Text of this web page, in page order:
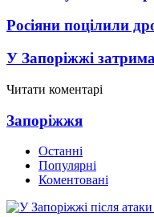
Росіяни поцілили
У Запоріжжі
Читати коментарі
Запоріжжя
Останні
Популярні
Коментовані